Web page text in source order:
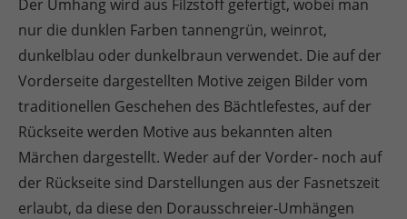
+44 1234 567 890
Drop us a line
info@yourdomain.com
About us
Lorem ipsum dolor sit amet, consectetuer
adipiscing elit.
Der Umhang wird aus Filzstoff gefertigt, wobei man
nur die dunklen Farben tannengrün, weinrot,
dunkelblau oder dunkelbraun verwendet. Die auf der
Vorderseite dargestellten Motive zeigen Bilder vom
traditionellen Geschehen des Bächtlefestes, auf der
Rückseite werden Motive aus bekannten alten
Märchen dargestellt. Weder auf der Vorder- noch auf
der Rückseite sind Darstellungen aus der Fasnetszeit
erlaubt, da diese den Dorausschreier-Umhängen